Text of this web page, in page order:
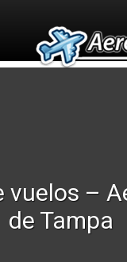
vuelos –
de Tampa